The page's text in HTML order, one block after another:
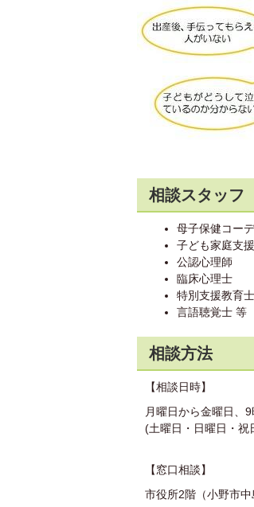
相談スタッフ
母子保健コー
子ども家庭支
公認心理師
臨床心理士
特別支援教育士
言語聴覚士 等
相談方法
【相談日時】
月曜日から金曜日、
(土曜日・日曜日・祝
【窓口相談】
市役所2階（小野市中